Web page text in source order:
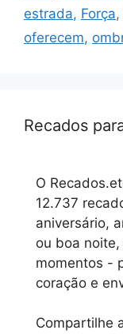
estrada, Força,
oferecem,
Recados
O
12.737
aniversário,
ou boa
momentos -
coração e
Compartilhe